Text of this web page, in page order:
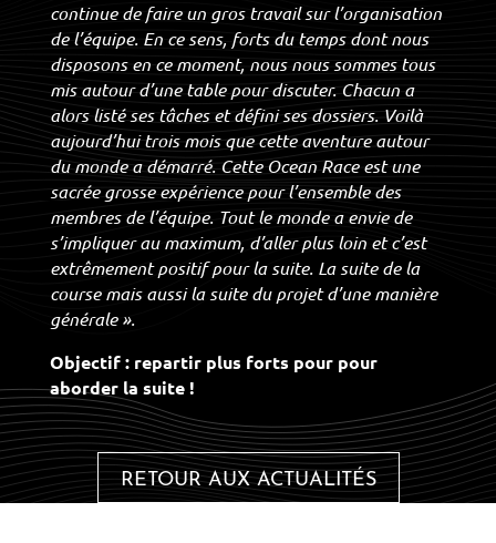
continue de faire un gros travail sur l’organisation
de l’équipe. En ce sens, forts du temps dont nous
disposons en ce moment, nous nous sommes tous
mis autour d’une table pour discuter. Chacun a
alors listé ses tâches et défini ses dossiers. Voilà
aujourd’hui trois mois que cette aventure autour
du monde a démarré. Cette Ocean Race est une
sacrée grosse expérience pour l’ensemble des
membres de l’équipe. Tout le monde a envie de
s’impliquer au maximum, d’aller plus loin et c’est
extrêmement positif pour la suite. La suite de la
course mais aussi la suite du projet d’une manière
générale ».
Objectif : repartir plus forts pour pour
aborder la suite !
RETOUR AUX ACTUALITÉS